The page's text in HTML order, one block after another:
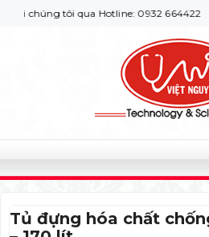
tôi qua Hotline: 0932 664422
Tủ đựng hóa chất